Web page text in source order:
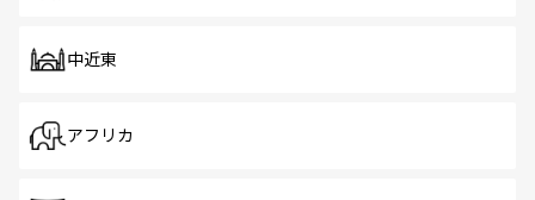
中近東
アフリカ